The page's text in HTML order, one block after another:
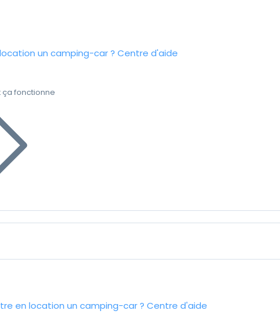
un camping-car ? Centre d'aide
fonctionne
en location un camping-car ? Centre d'aide